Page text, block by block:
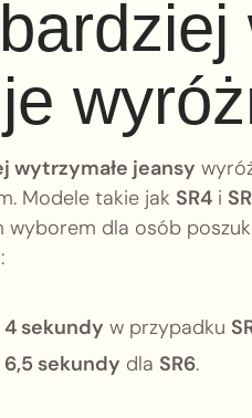
wytrzymałe jeansy
Modele takie jak SR4 i
wyborem dla osób
4 sekundy w przypadku
6,5 sekundy dla SR6.